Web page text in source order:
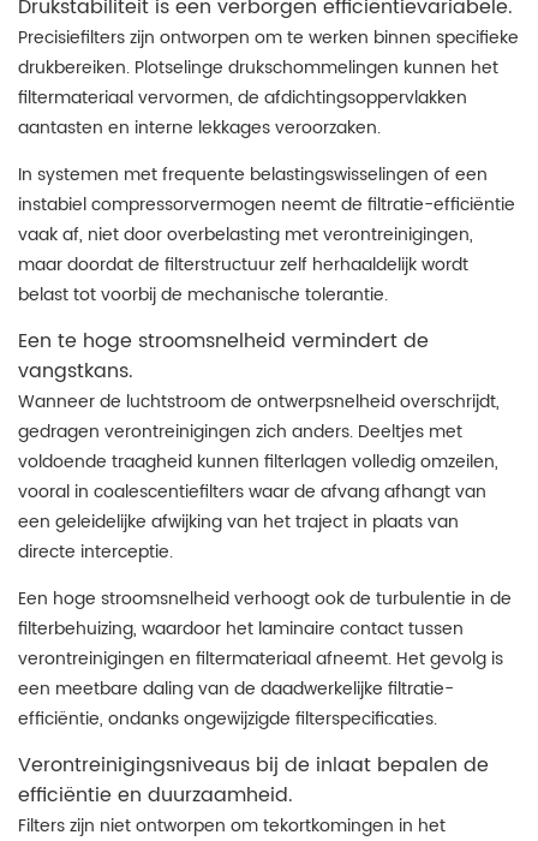
Drukstabiliteit is een verborgen efficiëntievariabele.
Precisiefilters zijn ontworpen om te werken binnen specifieke
drukbereiken. Plotselinge drukschommelingen kunnen het
filtermateriaal vervormen, de afdichtingsoppervlakken
aantasten en interne lekkages veroorzaken.
In systemen met frequente belastingswisselingen of een
instabiel compressorvermogen neemt de filtratie-efficiëntie
vaak af, niet door overbelasting met verontreinigingen,
maar doordat de filterstructuur zelf herhaaldelijk wordt
belast tot voorbij de mechanische tolerantie.
Een te hoge stroomsnelheid vermindert de
vangstkans.
Wanneer de luchtstroom de ontwerpsnelheid overschrijdt,
gedragen verontreinigingen zich anders. Deeltjes met
voldoende traagheid kunnen filterlagen volledig omzeilen,
vooral in coalescentiefilters waar de afvang afhangt van
een geleidelijke afwijking van het traject in plaats van
directe interceptie.
Een hoge stroomsnelheid verhoogt ook de turbulentie in de
filterbehuizing, waardoor het laminaire contact tussen
verontreinigingen en filtermateriaal afneemt. Het gevolg is
een meetbare daling van de daadwerkelijke filtratie-
efficiëntie, ondanks ongewijzigde filterspecificaties.
Verontreinigingsniveaus bij de inlaat bepalen de
efficiëntie en duurzaamheid.
Filters zijn niet ontworpen om tekortkomingen in het